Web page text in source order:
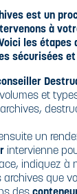
est un
à
les étapes
sécurisées
et
un
intervienne
indiquez à
que
des